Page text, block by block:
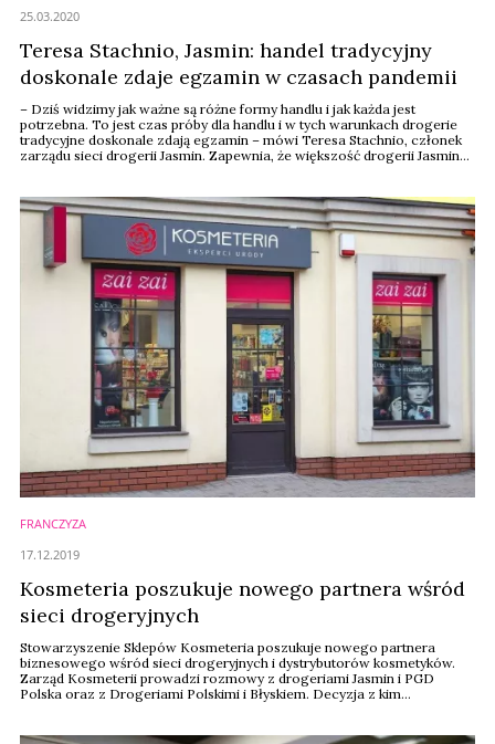
Teresa Stachnio, Jasmin: handel tradycyjny
doskonale zdaje egzamin w czasach pandemii
– Dziś widzimy jak ważne są różne formy handlu i jak każda jest
potrzebna. To jest czas próby dla handlu i w tych warunkach drogerie
tradycyjne doskonale zdają egzamin – mówi Teresa Stachnio, członek
zarządu sieci drogerii Jasmin. Zapewnia, że większość drogerii Jasmin
25.03.2020
FRANCZYZA
Kosmeteria poszukuje nowego partnera wśród
sieci drogeryjnych
Stowarzyszenie Sklepów Kosmeteria poszukuje nowego partnera
biznesowego wśród sieci drogeryjnych i dystrybutorów kosmetyków.
Zarząd Kosmeterii prowadzi rozmowy z drogeriami Jasmin i PGD
Polska oraz z Drogeriami Polskimi i Błyskiem. Decyzja z kim
zakupach i działaniach marketingowych.
17.12.2019